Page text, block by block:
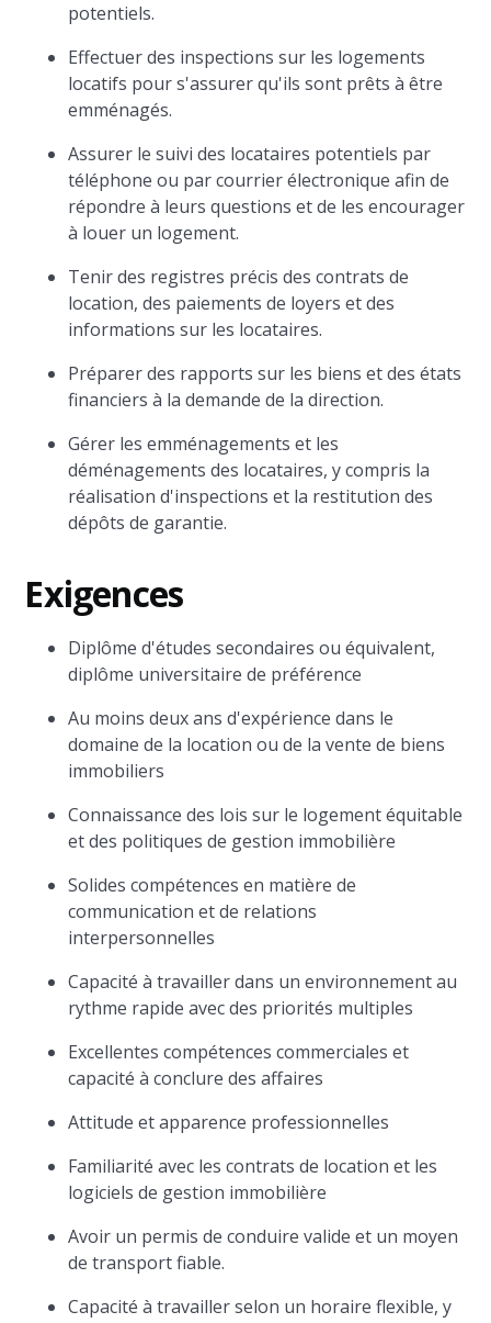
potentiels.
Effectuer des inspections sur les logements
locatifs pour s'assurer qu'ils sont prêts à être
emménagés.
Assurer le suivi des locataires potentiels par
téléphone ou par courrier électronique afin de
répondre à leurs questions et de les encourager
à louer un logement.
Tenir des registres précis des contrats de
location, des paiements de loyers et des
informations sur les locataires.
Préparer des rapports sur les biens et des états
financiers à la demande de la direction.
Gérer les emménagements et les
déménagements des locataires, y compris la
réalisation d'inspections et la restitution des
dépôts de garantie.
Exigences
Diplôme d'études secondaires ou équivalent,
diplôme universitaire de préférence
Au moins deux ans d'expérience dans le
domaine de la location ou de la vente de biens
immobiliers
Connaissance des lois sur le logement équitable
et des politiques de gestion immobilière
Solides compétences en matière de
communication et de relations
interpersonnelles
Capacité à travailler dans un environnement au
rythme rapide avec des priorités multiples
Excellentes compétences commerciales et
capacité à conclure des affaires
Attitude et apparence professionnelles
Familiarité avec les contrats de location et les
logiciels de gestion immobilière
Avoir un permis de conduire valide et un moyen
de transport fiable.
Capacité à travailler selon un horaire flexible, y